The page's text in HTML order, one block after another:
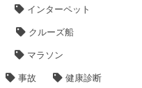
インターペット
クルーズ船
マラソン
事故 健康診断